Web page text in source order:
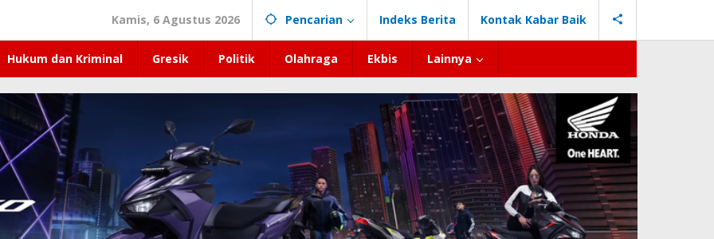
Kamis, 6 Agustus 2026 Pencarian Indeks Berita Kontak Kabar Baik
Hukum dan Kriminal Gresik Politik Olahraga Ekbis Lainnya